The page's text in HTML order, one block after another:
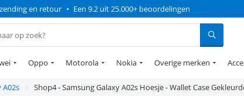
en retour • Een 9.2 uit 25.000+ beoordelingen
Oppo Motorola Nokia Overige merken
A02s Shop4 - Samsung Galaxy A02s Hoesje - Wallet Case